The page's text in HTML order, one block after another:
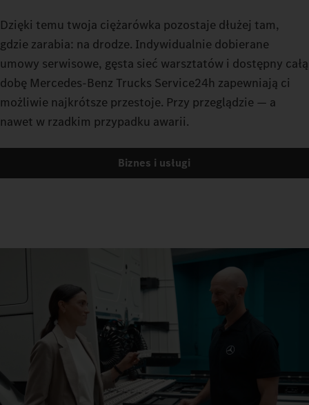
Dzięki temu twoja ciężarówka pozostaje dłużej tam,
gdzie zarabia: na drodze. Indywidualnie dobierane
umowy serwisowe, gęsta sieć warsztatów i dostępny całą
dobę Mercedes-Benz Trucks Service24h zapewniają ci
możliwie najkrótsze przestoje. Przy przeglądzie — a
nawet w rzadkim przypadku awarii.
Biznes i usługi